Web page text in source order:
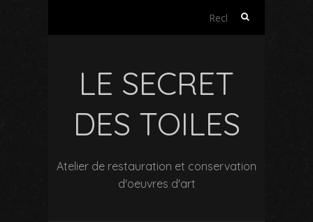
Rechercher :
LE SECRET
DES TOILES
Atelier de restauration et conservation
d'oeuvres d'art